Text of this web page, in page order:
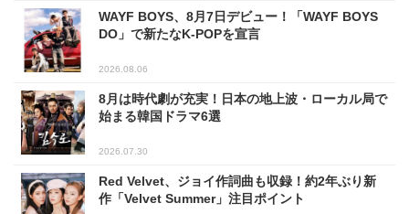
WAYF BOYS、8月7日デビュー！「WAYF BOYS
DO」で新たなK-POPを宣言
2026.08.06
8月は時代劇が充実！日本の地上波・ローカル局で
始まる韓国ドラマ6選
2026.07.30
Red Velvet、ジョイ作詞曲も収録！約2年ぶり新
作「Velvet Summer」注目ポイント